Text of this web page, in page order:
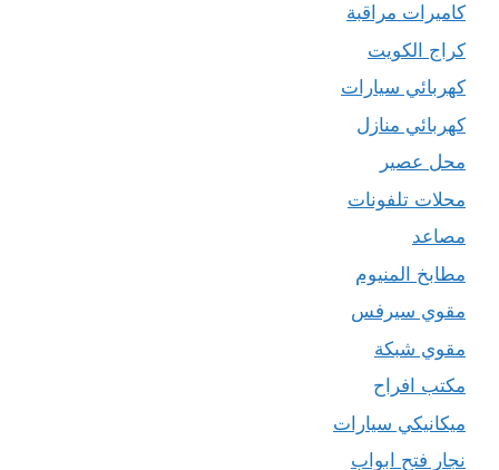
كاميرات مراقبة
كراج الكويت
كهربائي سيارات
كهربائي منازل
محل عصير
محلات تلفونات
مصاعد
مطابخ المنيوم
مقوي سيرفس
مقوي شبكة
مكتب افراح
ميكانيكي سيارات
نجار فتح ابواب